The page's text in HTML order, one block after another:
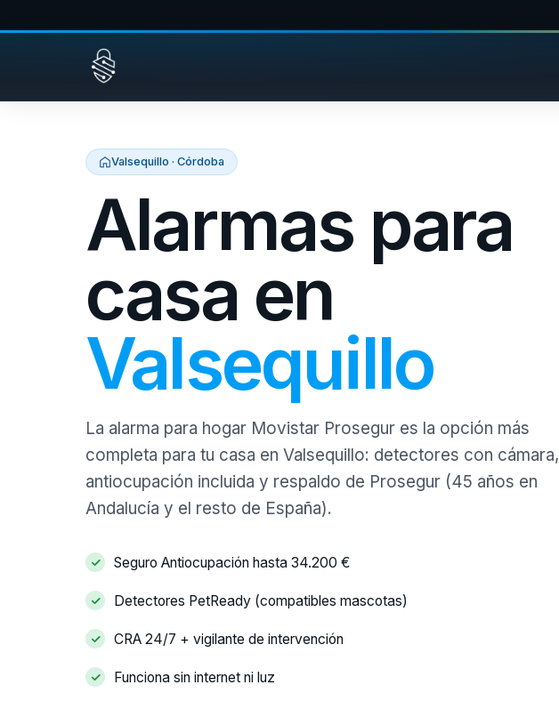
Valsequillo · Córdoba
Alarmas para
casa en
Valsequillo
La alarma para hogar Movistar Prosegur es la opción más
completa para tu casa en Valsequillo: detectores con cámara,
antiocupación incluida y respaldo de Prosegur (45 años en
Andalucía y el resto de España).
Seguro Antiocupación hasta 34.200 €
Detectores PetReady (compatibles mascotas)
CRA 24/7 + vigilante de intervención
Funciona sin internet ni luz